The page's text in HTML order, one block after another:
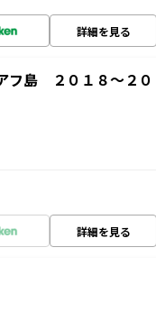
詳細を見る
島 ２０１８～２０
詳細を見る